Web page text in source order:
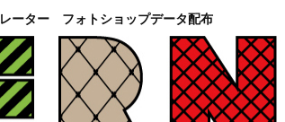
ーター フォトショップデータ配布